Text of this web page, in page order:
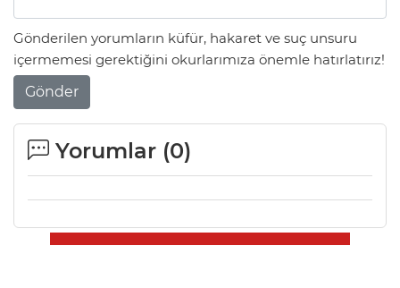
Gönderilen yorumların küfür, hakaret ve suç unsuru
içermemesi gerektiğini okurlarımıza önemle hatırlatırız!
Gönder
Yorumlar (0)